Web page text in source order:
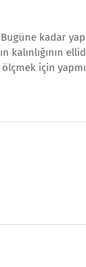
kadar
kalınlığının
için